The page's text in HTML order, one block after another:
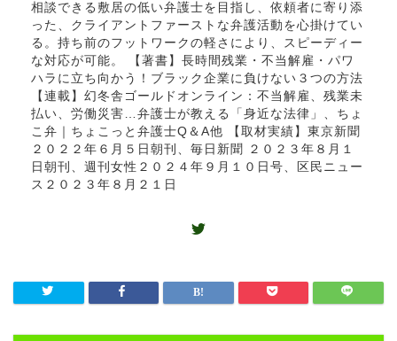
相談できる敷居の低い弁護士を目指し、依頼者に寄り添
った、クライアントファーストな弁護活動を心掛けてい
る。持ち前のフットワークの軽さにより、スピーディー
な対応が可能。 【著書】長時間残業・不当解雇・パワ
ハラに立ち向かう！ブラック企業に負けない３つの方法
【連載】幻冬舎ゴールドオンライン：不当解雇、残業未
払い、労働災害…弁護士が教える「身近な法律」、ちょ
こ弁｜ちょこっと弁護士Q＆A他 【取材実績】東京新聞
２０２２年６月５日朝刊、毎日新聞 ２０２３年８月１
日朝刊、週刊女性２０２４年９月１０日号、区民ニュー
ス２０２３年８月２１日